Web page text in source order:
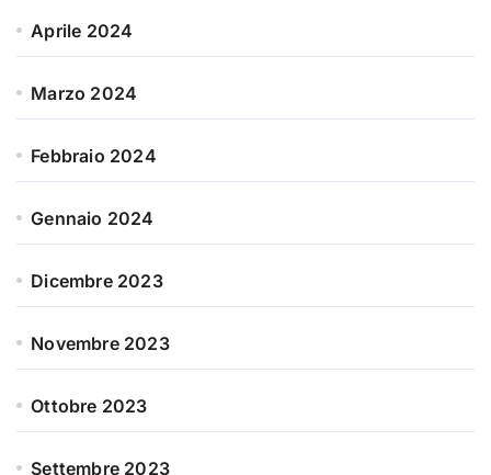
Aprile 2024
Marzo 2024
Febbraio 2024
Gennaio 2024
Dicembre 2023
Novembre 2023
Ottobre 2023
Settembre 2023